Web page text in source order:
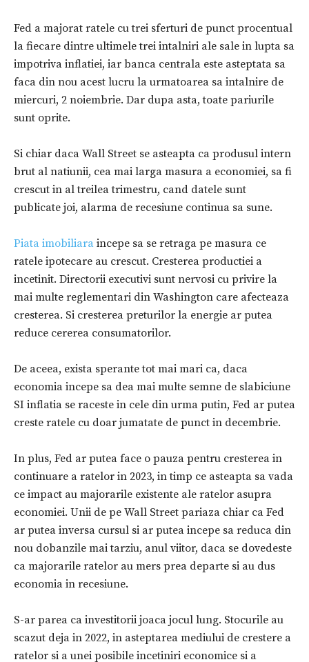
Fed a majorat ratele cu trei sferturi de punct procentual
la fiecare dintre ultimele trei intalniri ale sale in lupta sa
impotriva inflatiei, iar banca centrala este asteptata sa
faca din nou acest lucru la urmatoarea sa intalnire de
miercuri, 2 noiembrie. Dar dupa asta, toate pariurile
sunt oprite.
Si chiar daca Wall Street se asteapta ca produsul intern
brut al natiunii, cea mai larga masura a economiei, sa fi
crescut in al treilea trimestru, cand datele sunt
publicate joi, alarma de recesiune continua sa sune.
Piata imobiliara incepe sa se retraga pe masura ce
ratele ipotecare au crescut. Cresterea productiei a
incetinit. Directorii executivi sunt nervosi cu privire la
mai multe reglementari din Washington care afecteaza
cresterea. Si cresterea preturilor la energie ar putea
reduce cererea consumatorilor.
De aceea, exista sperante tot mai mari ca, daca
economia incepe sa dea mai multe semne de slabiciune
SI inflatia se raceste in cele din urma putin, Fed ar putea
creste ratele cu doar jumatate de punct in decembrie.
In plus, Fed ar putea face o pauza pentru cresterea in
continuare a ratelor in 2023, in timp ce asteapta sa vada
ce impact au majorarile existente ale ratelor asupra
economiei. Unii de pe Wall Street pariaza chiar ca Fed
ar putea inversa cursul si ar putea incepe sa reduca din
nou dobanzile mai tarziu, anul viitor, daca se dovedeste
ca majorarile ratelor au mers prea departe si au dus
economia in recesiune.
S-ar parea ca investitorii joaca jocul lung. Stocurile au
scazut deja in 2022, in asteptarea mediului de crestere a
ratelor si a unei posibile incetiniri economice si a